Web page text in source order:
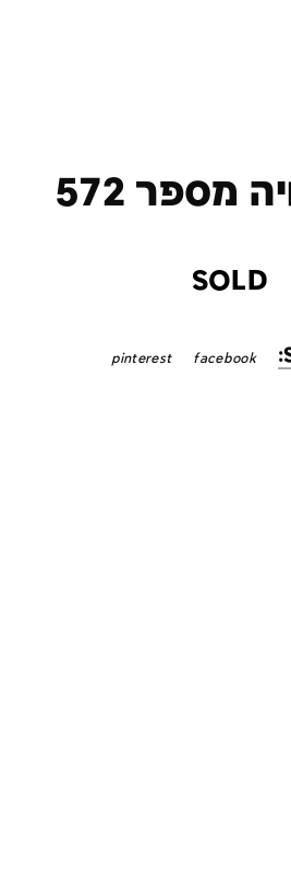
מספר 572
SOLD
facebook
pinterest